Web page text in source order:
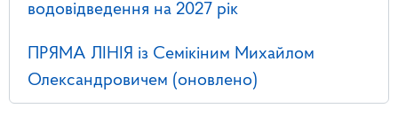
водовідведення на 2027 рік
ПРЯМА ЛІНІЯ із Семікіним Михайлом
Олександровичем (оновлено)